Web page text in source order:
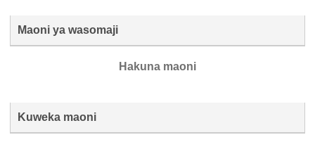
Maoni ya wasomaji
Hakuna maoni
Kuweka maoni